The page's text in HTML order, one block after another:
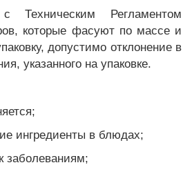
Техническим Регламентом
которые фасуют по массе и
допустимо отклонение в
указанного на упаковке.
ингредиенты в блюдах;
заболеваниям;